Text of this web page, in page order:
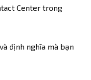
Center trong
định nghĩa mà bạn